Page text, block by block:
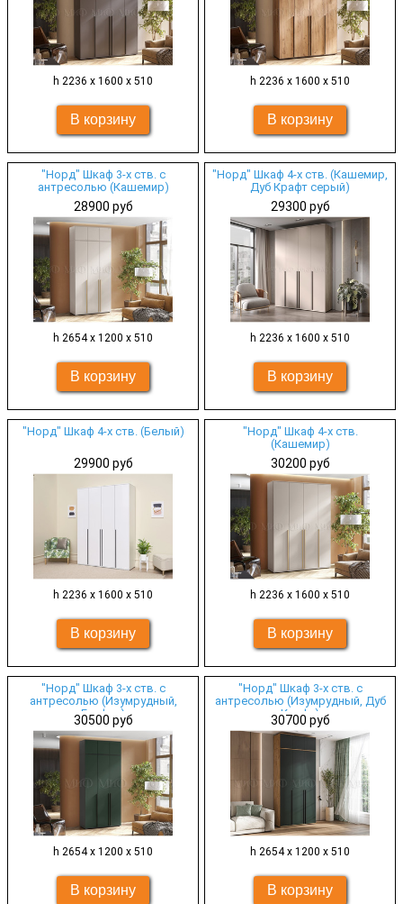
h 2236 х 1600 х 510 h 2236 х 1600 х 510
"Норд" Шкаф 3-х ств. с
антресолью (Кашемир)
28900 руб
h 2654 х 1200 х 510
"Норд" Шкаф 4-х ств. (Кашемир,
Дуб Крафт серый)
29300 руб
h 2236 х 1600 х 510
"Норд" Шкаф 4-х ств. (Белый)
29900 руб
h 2236 х 1600 х 510
"Норд" Шкаф 4-х ств.
(Кашемир)
30200 руб
h 2236 х 1600 х 510
"Норд" Шкаф 3-х ств. с
антресолью (Изумрудный,
Графит)
30500 руб
h 2654 х 1200 х 510
"Норд" Шкаф 3-х ств. с
антресолью (Изумрудный, Дуб
Крафт)
30700 руб
h 2654 х 1200 х 510